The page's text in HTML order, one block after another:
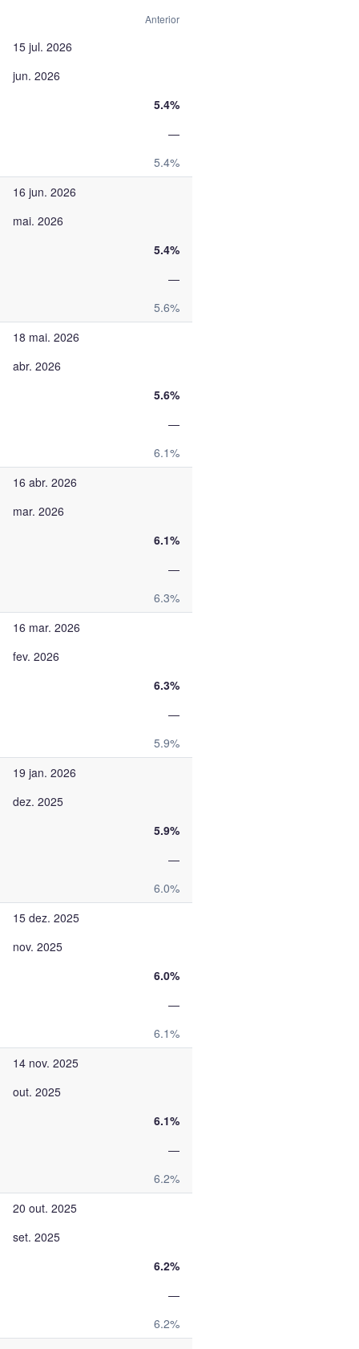
Anterior
15 jul. 2026
jun. 2026
5.4%
—
5.4%
16 jun. 2026
mai. 2026
5.4%
—
5.6%
18 mai. 2026
abr. 2026
5.6%
—
6.1%
16 abr. 2026
mar. 2026
6.1%
—
6.3%
16 mar. 2026
fev. 2026
6.3%
—
5.9%
19 jan. 2026
dez. 2025
5.9%
—
6.0%
15 dez. 2025
nov. 2025
6.0%
—
6.1%
14 nov. 2025
out. 2025
6.1%
—
6.2%
20 out. 2025
set. 2025
6.2%
—
6.2%